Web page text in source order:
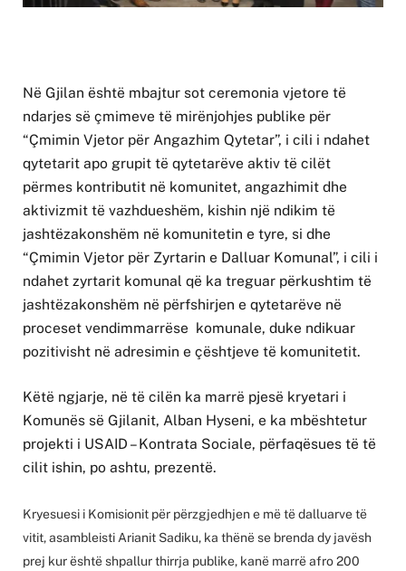
Në Gjilan është mbajtur sot ceremonia vjetore të
ndarjes së çmimeve të mirënjohjes publike për
“Çmimin Vjetor për Angazhim Qytetar”, i cili i ndahet
qytetarit apo grupit të qytetarëve aktiv të cilët
përmes kontributit në komunitet, angazhimit dhe
aktivizmit të vazhdueshëm, kishin një ndikim të
jashtëzakonshëm në komunitetin e tyre, si dhe
“Çmimin Vjetor për Zyrtarin e Dalluar Komunal”, i cili i
ndahet zyrtarit komunal që ka treguar përkushtim të
jashtëzakonshëm në përfshirjen e qytetarëve në
proceset vendimmarrëse komunale, duke ndikuar
pozitivisht në adresimin e çështjeve të komunitetit.
Këtë ngjarje, në të cilën ka marrë pjesë kryetari i
Komunës së Gjilanit, Alban Hyseni, e ka mbështetur
projekti i USAID – Kontrata Sociale, përfaqësues të të
cilit ishin, po ashtu, prezentë.
Kryesuesi i Komisionit për përzgjedhjen e më të dalluarve të
vitit, asambleisti Arianit Sadiku, ka thënë se brenda dy javësh
prej kur është shpallur thirrja publike, kanë marrë afro 200